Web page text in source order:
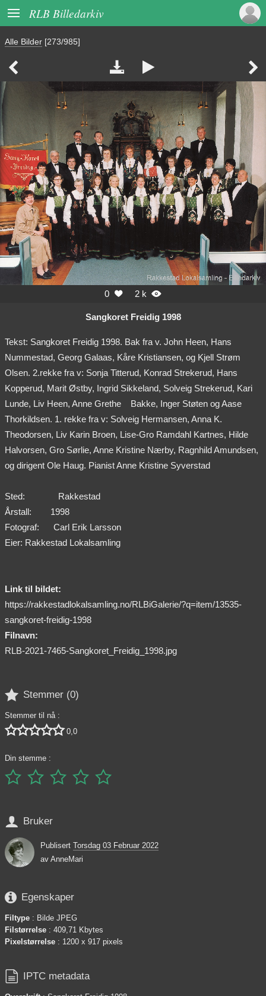
 RLB Billedarkiv
Alle Bilder [273/985]
   
0  2 k 
Sangkoret Freidig 1998
Tekst: Sangkoret Freidig 1998. Bak fra v. John Heen, Hans
Nummestad, Georg Galaas, Kåre Kristiansen, og Kjell Strøm
Olsen. 2.rekke fra v: Sonja Titterud, Konrad Strekerud, Hans
Kopperud, Marit Østby, Ingrid Sikkeland, Solveig Strekerud, Kari
Lunde, Liv Heen, Anne Grethe
Bakke, Inger Støten og Aase
Thorkildsen. 1. rekke fra v: Solveig Hermansen, Anna K.
Theodorsen, Liv Karin Broen, Lise-Gro Ramdahl Kartnes, Hilde
Halvorsen, Gro Sørlie, Anne Kristine Nærby, Ragnhild Amundsen,
og dirigent Ole Haug. Pianist Anne Kristine Syverstad
Sted:
Rakkestad
Årstall:
1998
Fotograf:
Carl Erik Larsson
Eier: Rakkestad Lokalsamling
Link til bildet:
https://rakkestadlokalsamling.no/RLBiGalerie/?q=item/13535-
sangkoret-freidig-1998
Filnavn:
RLB-2021-7465-Sangkoret_Freidig_1998.jpg
 Stemmer (0)
Stemmer til nå :
 0,0
Din stemme :
    
 Bruker
Publisert Torsdag 03 Februar 2022
av AnneMari
 Egenskaper
Filtype : Bilde JPEG
Filstørrelse : 409,71 Kbytes
Pixelstørrelse : 1200 x 917 pixels
 IPTC metadata